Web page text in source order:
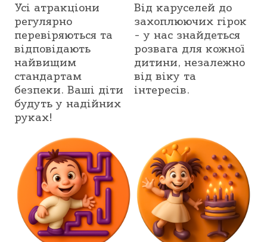
Усі атракціони
регулярно
перевіряються та
відповідають
найвищим
стандартам
безпеки. Ваші діти
будуть у надійних
руках!
Від каруселей до
захоплюючих гірок
- у нас знайдеться
розвага для кожної
дитини, незалежно
від віку та
інтересів.